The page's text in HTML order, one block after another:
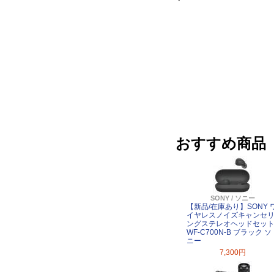
おすすめ商品
SONY / ソニー
【新品/在庫あり】SONY
イヤレスノイズキャンセリ
ングステレオヘッドセット
WF-C700N-B ブラック ソ
ニー
7,300円